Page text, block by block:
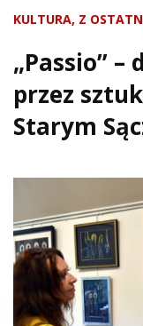
KULTURA, Z
„Passio” –
przez
Starym